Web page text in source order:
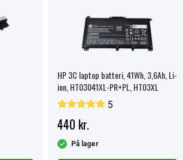
HP 3C laptop batteri, 41Wh, 3,6Ah, Li-
ion, HT03041XL-PR+PL, HT03XL
5
440 kr.
På lager